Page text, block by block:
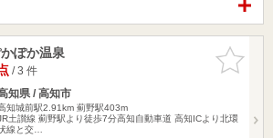
お気に入
りに追加
ぽか温泉
/ 3 件
知県 / 高知市
知城前駅2.91km 薊野駅403m
土讃線 薊野駅より徒歩7分高知自動車道 高知ICより北環
線と交…